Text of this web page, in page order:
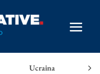
Ucraina